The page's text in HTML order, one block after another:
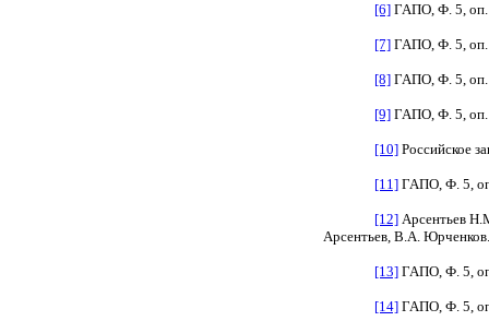
[6] ГАПО, Ф. 5, оп.
[7] ГАПО, Ф. 5, оп.
[8] ГАПО, Ф. 5, оп.
[9] ГАПО, Ф. 5, оп.
[10] Российское
[11] ГАПО, Ф. 5,
[12] Арсентьев
Арсентьев, В.А.
[13] ГАПО, Ф. 5,
[14] ГАПО, Ф. 5,